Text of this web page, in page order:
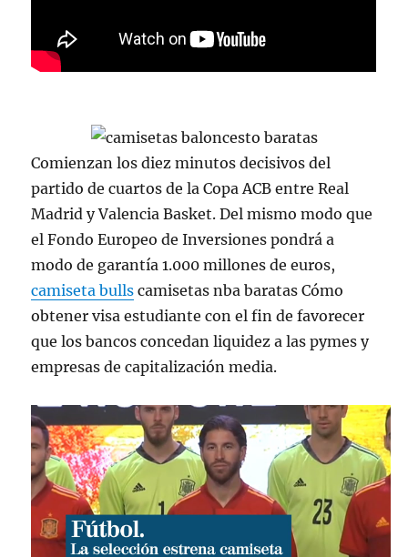
Comienzan los diez minutos decisivos del
partido de cuartos de la Copa ACB entre Real
Madrid y Valencia Basket. Del mismo modo que
el Fondo Europeo de Inversiones pondrá a
modo de garantía 1.000 millones de euros,
camiseta bulls camisetas nba baratas Cómo
obtener visa estudiante con el fin de favorecer
que los bancos concedan liquidez a las pymes y
empresas de capitalización media.